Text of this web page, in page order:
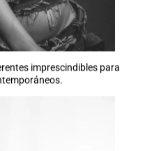
imprescindibles para